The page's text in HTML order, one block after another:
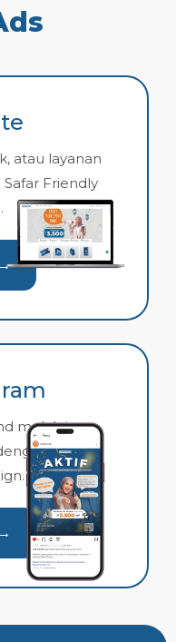
atau layanan
Friendly
melalui
konten